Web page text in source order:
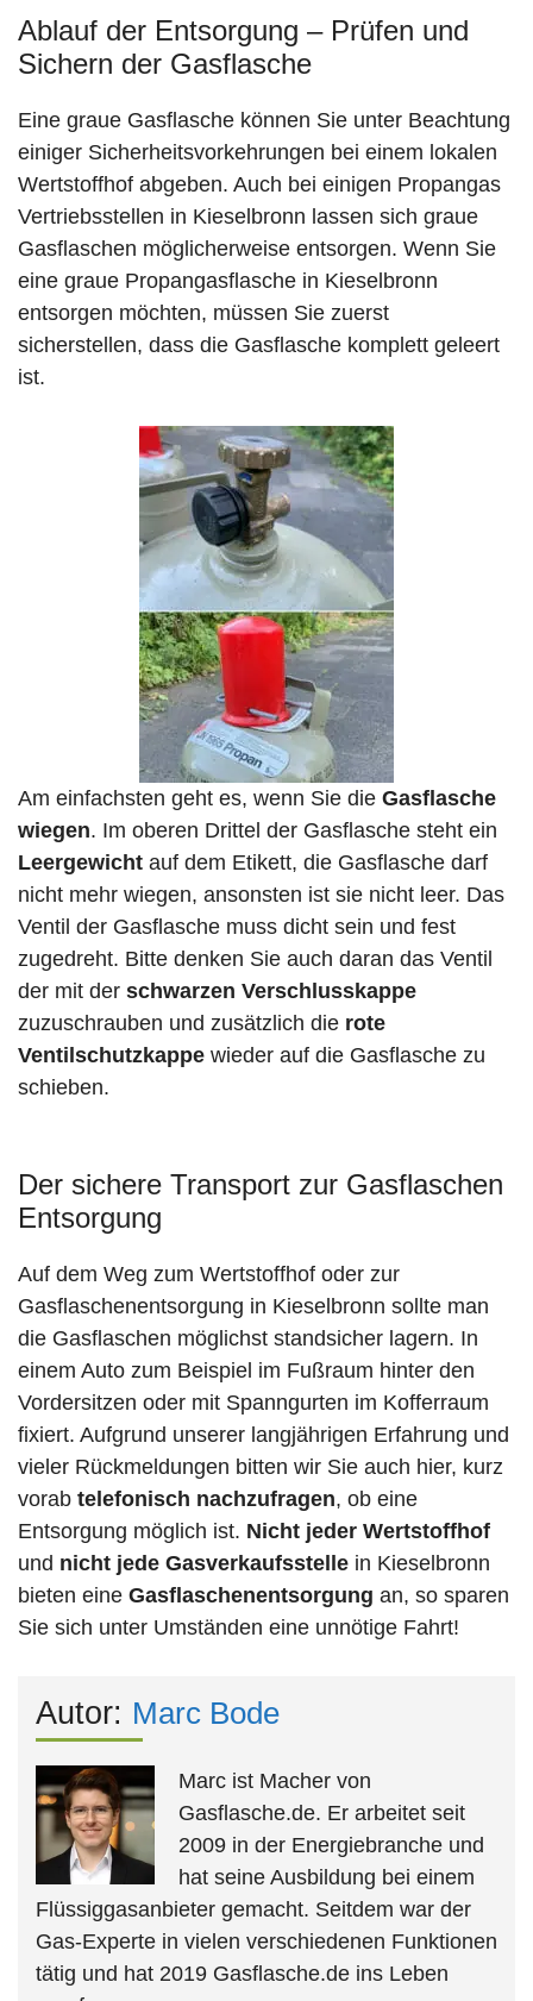
Ablauf der Entsorgung – Prüfen und
Sichern der Gasflasche
Eine graue Gasflasche können Sie unter Beachtung
einiger Sicherheitsvorkehrungen bei einem lokalen
Wertstoffhof abgeben. Auch bei einigen Propangas
Vertriebsstellen in Kieselbronn lassen sich graue
Gasflaschen möglicherweise entsorgen. Wenn Sie
eine graue Propangasflasche in Kieselbronn
entsorgen möchten, müssen Sie zuerst
sicherstellen, dass die Gasflasche komplett geleert
ist.
Am einfachsten geht es, wenn Sie die Gasflasche
wiegen. Im oberen Drittel der Gasflasche steht ein
Leergewicht auf dem Etikett, die Gasflasche darf
nicht mehr wiegen, ansonsten ist sie nicht leer. Das
Ventil der Gasflasche muss dicht sein und fest
zugedreht. Bitte denken Sie auch daran das Ventil
der mit der schwarzen Verschlusskappe
zuzuschrauben und zusätzlich die rote
Ventilschutzkappe wieder auf die Gasflasche zu
schieben.
Der sichere Transport zur Gasflaschen
Entsorgung
Auf dem Weg zum Wertstoffhof oder zur
Gasflaschenentsorgung in Kieselbronn sollte man
die Gasflaschen möglichst standsicher lagern. In
einem Auto zum Beispiel im Fußraum hinter den
Vordersitzen oder mit Spanngurten im Kofferraum
fixiert. Aufgrund unserer langjährigen Erfahrung und
vieler Rückmeldungen bitten wir Sie auch hier, kurz
vorab telefonisch nachzufragen, ob eine
Entsorgung möglich ist. Nicht jeder Wertstoffhof
und nicht jede Gasverkaufsstelle in Kieselbronn
bieten eine Gasflaschenentsorgung an, so sparen
Sie sich unter Umständen eine unnötige Fahrt!
Autor: Marc Bode
Marc ist Macher von
Gasflasche.de. Er arbeitet seit
2009 in der Energiebranche und
hat seine Ausbildung bei einem
Flüssiggasanbieter gemacht. Seitdem war der
Gas-Experte in vielen verschiedenen Funktionen
tätig und hat 2019 Gasflasche.de ins Leben